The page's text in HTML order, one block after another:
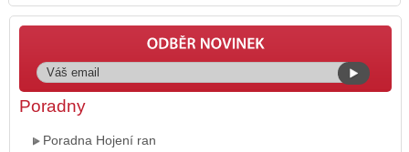
Poradny
Poradna Hojení ran